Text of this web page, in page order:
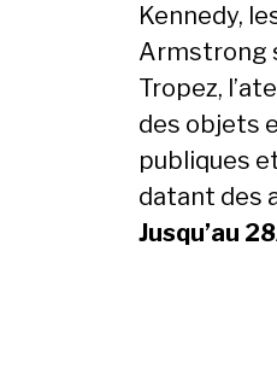
Kennedy,
Armstrong
Tropez,
des objets
publiques
datant des
Jusqu’au